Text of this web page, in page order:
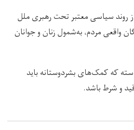
روند سیاسی معتبر تحت رهبری ملل
واقعی مردم، به‌شمول زنان و جوانان
که کمک‌های بشردوستانه باید
و شرط باشد.